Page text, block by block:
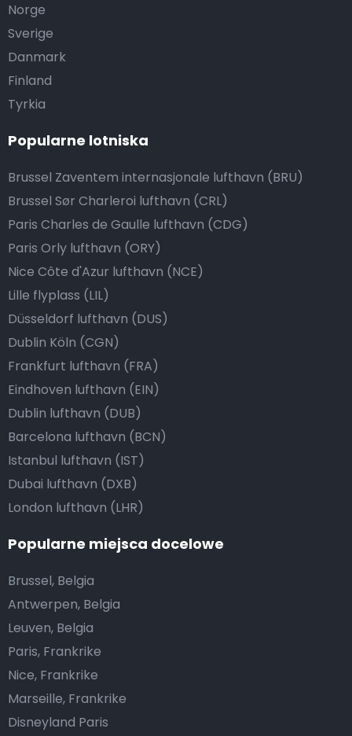
Norge
Sverige
Danmark
Finland
Tyrkia
Popularne lotniska
Brussel Zaventem internasjonale lufthavn (BRU)
Brussel Sør Charleroi lufthavn (CRL)
Paris Charles de Gaulle lufthavn (CDG)
Paris Orly lufthavn (ORY)
Nice Côte d'Azur lufthavn (NCE)
Lille flyplass (LIL)
Düsseldorf lufthavn (DUS)
Dublin Köln (CGN)
Frankfurt lufthavn (FRA)
Eindhoven lufthavn (EIN)
Dublin lufthavn (DUB)
Barcelona lufthavn (BCN)
Istanbul lufthavn (IST)
Dubai lufthavn (DXB)
London lufthavn (LHR)
Popularne miejsca docelowe
Brussel, Belgia
Antwerpen, Belgia
Leuven, Belgia
Paris, Frankrike
Nice, Frankrike
Marseille, Frankrike
Disneyland Paris